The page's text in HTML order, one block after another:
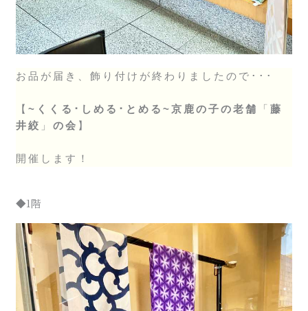
お品が届き、飾り付けが終わりましたので･･･
【~くくる･しめる･とめる~京鹿の子の老舗 「藤
井絞 」の会 】
開催します！
◆1階